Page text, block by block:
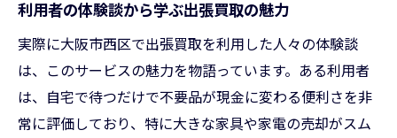
利用者の体験談から学ぶ出張買取の魅力
実際に大阪市西区で出張買取を利用した人々の体験談
は、このサービスの魅力を物語っています。ある利用者
は、自宅で待つだけで不要品が現金に変わる便利さを非
常に評価しており、特に大きな家具や家電の売却がスム